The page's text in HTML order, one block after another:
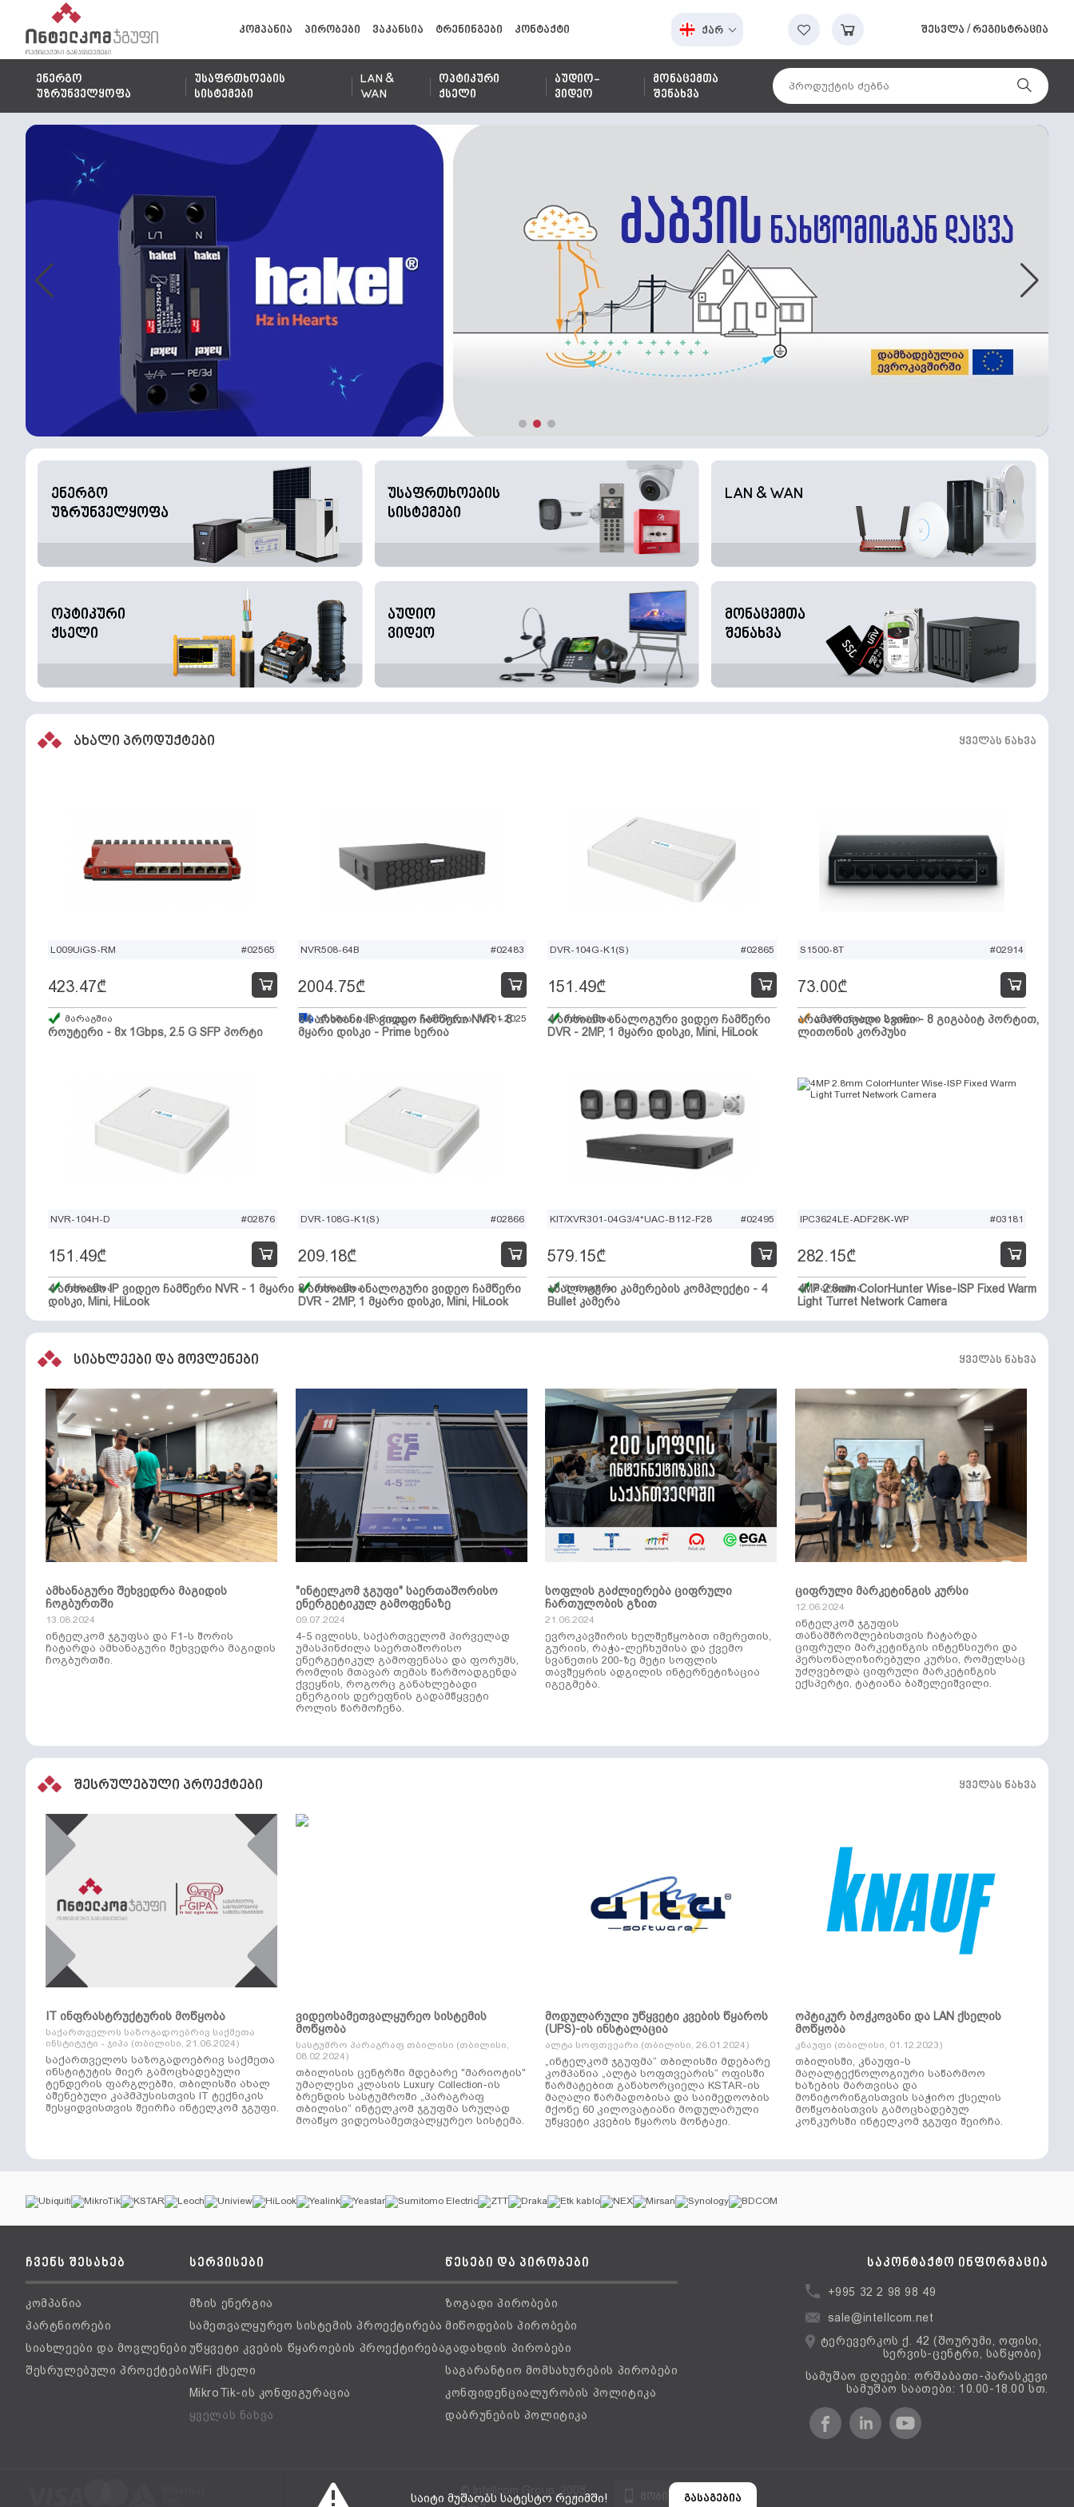
კომპანია პირობები ვაკანსია ტრენინგები კონტაქტი ქარ შესვლა / რეგისტრაცია
ენერგო
უზრუნველყოფა
უსაფრთხოების
სისტემები
LAN &
WAN
ოპტიკური
ქსელი
აუდიო-
ვიდეო
მონაცემთა
შენახვა
ენერგო
უზრუნველყოფა
უსაფრთხოების
სისტემები
LAN & WAN
ოპტიკური
ქსელი
აუდიო
ვიდეო
მონაცემთა
შენახვა
ახალი პროდუქტები ყველას ნახვა
L009UiGS-RM #02565
როუტერი - 8x 1Gbps, 2.5 G SFP პორტი
423.47₾
მარაგშია
NVR508-64B #02483
64 არხიანი IP ვიდეო ჩამწერი NVR - 8
მყარი დისკი - Prime სერია
2004.75₾
გზაშია, სავარაუდო ჩამოსვლა: 10.01.2025
DVR-104G-K1(S) #02865
4 არხიანი ანალოგური ვიდეო ჩამწერი
DVR - 2MP, 1 მყარი დისკი, Mini, HiLook
151.49₾
მარაგშია
S1500-8T #02914
არამართვადი სვიჩი - 8 გიგაბიტ პორტით,
ლითონის კორპუსი
73.00₾
დარჩენილია 2 ცალი
NVR-104H-D #02876
4 არხიანი IP ვიდეო ჩამწერი NVR - 1 მყარი
დისკი, Mini, HiLook
151.49₾
მარაგშია
DVR-108G-K1(S) #02866
8 არხიანი ანალოგური ვიდეო ჩამწერი
DVR - 2MP, 1 მყარი დისკი, Mini, HiLook
209.18₾
მარაგშია
KIT/XVR301-04G3/4*UAC-B112-F28 #02495
ანალოგური კამერების კომპლექტი - 4
Bullet კამერა
579.15₾
მარაგშია
IPC3624LE-ADF28K-WP #03181
4MP 2.8mm ColorHunter Wise-ISP Fixed Warm
Light Turret Network Camera
282.15₾
მარაგშია
სიახლეები და მოვლენები ყველას ნახვა
ამხანაგური შეხვედრა მაგიდის
ჩოგბურთში
13.08.2024
ინტელკომ ჯგუფსა და F1-ს შორის
ჩატარდა ამხანაგური შეხვედრა მაგიდის
ჩოგბურთში.
"ინტელკომ ჯგუფი" საერთაშორისო
ენერგეტიკულ გამოფენაზე
09.07.2024
4-5 ივლისს, საქართველომ პირველად
უმასპინძილა საერთაშორისო
ენერგეტიკულ გამოფენასა და ფორუმს,
რომლის მთავარ თემას წარმოადგენდა
ქვეყნის, როგორც განახლებადი
ენერგიის დერეფნის გადამწყვეტი
როლის წარმოჩენა.
სოფლის გაძლიერება ციფრული
ჩართულობის გზით
21.06.2024
ევროკავშირის ხელშეწყობით იმერეთის,
გურიის, რაჭა-ლეჩხუმისა და ქვემო
სვანეთის 200-ზე მეტი სოფლის
თავშეყრის ადგილის ინტერნეტიზაცია
იგეგმება.
ციფრული მარკეტინგის კურსი
12.06.2024
ინტელკომ ჯგუფის
თანამშრომლებისთვის ჩატარდა
ციფრული მარკეტინგის ინტენსიური და
პერსონალიზირებული კურსი, რომელსაც
უძღვებოდა ციფრული მარკეტინგის
ექსპერტი, ტატიანა ბაშელეიშვილი.
შესრულებული პროექტები ყველას ნახვა
IT ინფრასტრუქტურის მოწყობა
საქართველოს საზოგადოებრივ საქმეთა
ინსტიტუტი - ჯიპა (თბილისი, 21.06.2024)
საქართველოს საზოგადოებრივ საქმეთა
ინსტიტუტის მიერ გამოცხადებული
ტენდერის ფარგლებში, თბილისში ახალ
აშენებული კაპმპუსისთვის IT ტექნიკის
შესყიდვისთვის შეირჩა ინტელკომ ჯგუფი.
ვიდეოსამეთვალყურეო სისტემის
მოწყობა
სასტუმრო პარაგრაფ თბილისი (თბილისი,
08.02.2024)
თბილისის ცენტრში მდებარე "მარიოტის"
უმაღლესი კლასის Luxury Collection-ის
ბრენდის სასტუმროში „პარაგრაფ
თბილისი“ ინტელკომ ჯგუფმა სრულად
მოაწყო ვიდეოსამეთვალყურეო სისტემა.
მოდულარული უწყვეტი კვების წყაროს
(UPS)-ის ინსტალაცია
ალტა სოფთვეარი (თბილისი, 26.01.2024)
„ინტელკომ ჯგუფმა“ თბილისში მდებარე
კომპანია „ალტა სოფთვეარის“ ოფისში
წარმატებით განახორციელა KSTAR-ის
მაღალი წარმადობისა და საიმედოობის
მქონე 60 კილოვატიანი მოდულარული
უწყვეტი კვების წყაროს მონტაჟი.
ოპტიკურ ბოჭკოვანი და LAN ქსელის
მოწყობა
კნაუფი (თბილისი, 01.12.2023)
თბილისში, კნაუფი-ს
მაღალტექნოლოგიური საწარმოო
ხაზების მართვისა და
მონიტორინგისთვის საჭირო ქსელის
მოწყობისთვის გამოცხადებულ
კონკურსში ინტელკომ ჯგუფი შეირჩა.
ჩვენს შესახებ
კომპანია
პარტნიორები
სიახლეები და მოვლენები
შესრულებული პროექტები
სერვისები
მზის ენერგია
სამეთვალყურეო სისტემის პროექტირება
უწყვეტი კვების წყაროების პროექტირება
WiFi ქსელი
MikroTik-ის კონფიგურაცია
ყველას ნახვა
წესები და პირობები
ზოგადი პირობები
მიწოდების პირობები
გადახდის პირობები
საგარანტიო მომსახურების პირობები
კონფიდენციალურობის პოლიტიკა
დაბრუნების პოლიტიკა
საკონტაქტო ინფორმაცია
+995 32 2 98 98 49
sale@intellcom.net
ტერევერკოს ქ. 42 (შოურუმი, ოფისი,
სერვის-ცენტრი, საწყობი)
სამუშაო დღეები: ორშაბათი-პარასკევი
სამუშაო საათები: 10.00-18.00 სთ.
2024
მობილური ვერსია
საიტი მუშაობს სატესტო რეჟიმში! გასაგებია